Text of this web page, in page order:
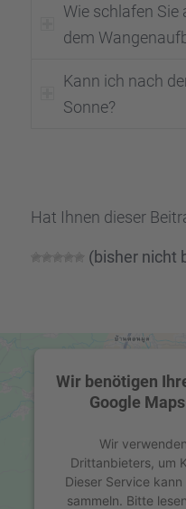
Wie schla­fen
dem
Kann ich nach
Sonne?
Hat Ihnen dieser
(bisher nicht
Wir benötigen
Google
Wir
Drittanbieters, um
Dieser Service
sammeln. Bitte